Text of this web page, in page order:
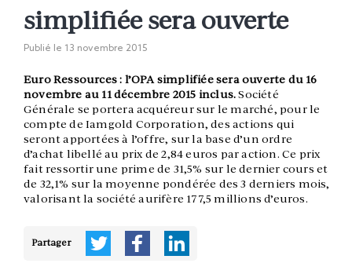
simplifiée sera ouverte
Publié le 13 novembre 2015
Euro Ressources : l’OPA simplifiée sera ouverte du 16
novembre au 11 décembre 2015 inclus.Société
Générale se portera acquéreur sur le marché, pour le
compte de Iamgold Corporation, des actions qui
seront apportées à l’offre, sur la base d’un ordre
d’achat libellé au prix de 2,84 euros par action. Ce prix
fait ressortir une prime de 31,5% sur le dernier cours et
de 32,1% sur la moyenne pondérée des 3 derniers mois,
valorisant la société aurifère 177,5 millions d’euros.
Partager